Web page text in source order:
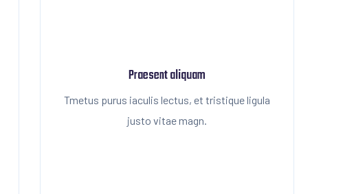
Praesent aliquam
Tmetus purus iaculis lectus, et tristique ligula
justo vitae magn.